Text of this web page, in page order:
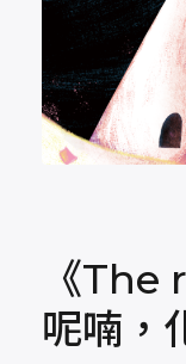
《The
呢喃，